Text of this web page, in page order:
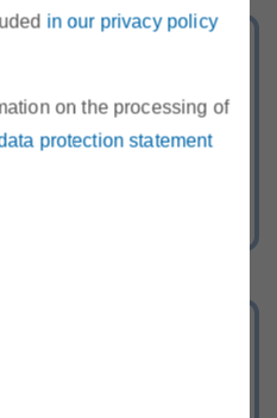
in our privacy policy
on the processing of
protection statement
günstigstes Strom-